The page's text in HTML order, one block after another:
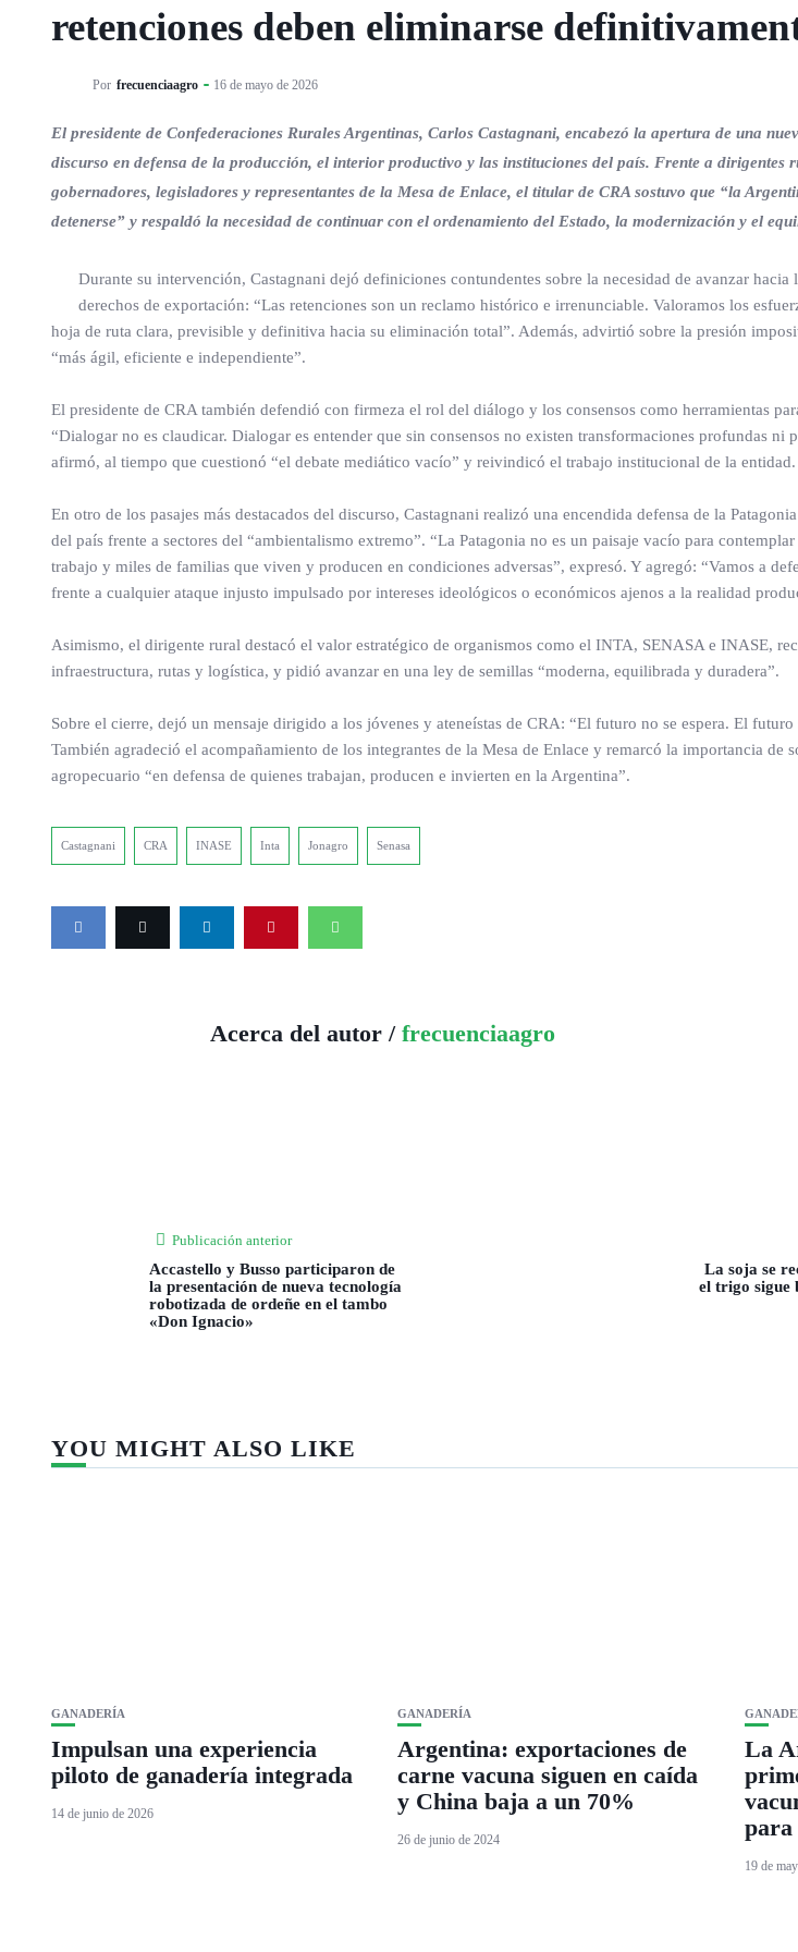
retenciones deben eliminarse
Por frecuenciaagro 16 de mayo de 2026
El presidente de Confederaciones Rurales Argentinas, Carlos Castagnani, encabezó la apertura de una
discurso en defensa de la producción, el interior productivo y las instituciones del país. Frente a dirigentes
gobernadores, legisladores y representantes de la Mesa de Enlace, el titular de CRA sostuvo que “la
detenerse” y respaldó la necesidad de continuar con el ordenamiento del Estado, la modernización y el
Durante su intervención, Castagnani dejó definiciones contundentes sobre la necesidad de avanzar
derechos de exportación: “Las retenciones son un reclamo histórico e irrenunciable. Valoramos los
hoja de ruta clara, previsible y definitiva hacia su eliminación total”. Además, advirtió sobre la presión
“más ágil, eficiente e independiente”.
El presidente de CRA también defendió con firmeza el rol del diálogo y los consensos como herramientas
“Dialogar no es claudicar. Dialogar es entender que sin consensos no existen transformaciones profundas ni
afirmó, al tiempo que cuestionó “el debate mediático vacío” y reivindicó el trabajo institucional de la entidad.
En otro de los pasajes más destacados del discurso, Castagnani realizó una encendida defensa de la
del país frente a sectores del “ambientalismo extremo”. “La Patagonia no es un paisaje vacío para
trabajo y miles de familias que viven y producen en condiciones adversas”, expresó. Y agregó: “Vamos a
frente a cualquier ataque injusto impulsado por intereses ideológicos o económicos ajenos a la realidad
Asimismo, el dirigente rural destacó el valor estratégico de organismos como el INTA, SENASA e INASE,
infraestructura, rutas y logística, y pidió avanzar en una ley de semillas “moderna, equilibrada y duradera”.
Sobre el cierre, dejó un mensaje dirigido a los jóvenes y ateneístas de CRA: “El futuro no se espera. El
También agradeció el acompañamiento de los integrantes de la Mesa de Enlace y remarcó la importancia de
agropecuario “en defensa de quienes trabajan, producen e invierten en la Argentina”.
Castagnani CRA INASE Inta Jonagro Senasa
Acerca del autor / frecuenciaagro
Publicación anterior
Accastello y Busso participaron de
la presentación de nueva tecnología
robotizada de ordeñe en el tambo
«Don Ignacio»
La soja se
el trigo sigue
YOU MIGHT ALSO LIKE
GANADERÍA
Impulsan una experiencia
piloto de ganadería integrada
14 de junio de 2026
GANADERÍA
Argentina: exportaciones de
carne vacuna siguen en caída
y China baja a un 70%
26 de junio de 2024
La
para
19 de